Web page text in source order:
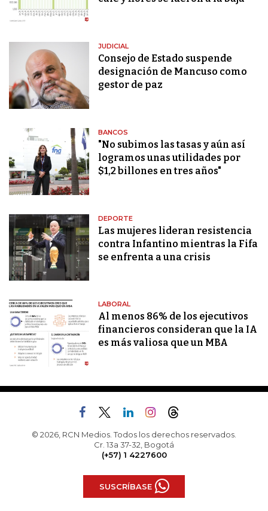
JUDICIAL
Consejo de Estado suspende
designación de Mancuso como
gestor de paz
BANCOS
"No subimos las tasas y aún así
logramos unas utilidades por
$1,2 billones en tres años"
DEPORTE
Las mujeres lideran resistencia
contra Infantino mientras la Fifa
se enfrenta a una crisis
LABORAL
Al menos 86% de los ejecutivos
financieros consideran que la IA
es más valiosa que un MBA
© 2026, RCN Medios. Todos los derechos reservados.
Cr. 13a 37-32, Bogotá
(+57) 1 4227600
SUSCRÍBASE